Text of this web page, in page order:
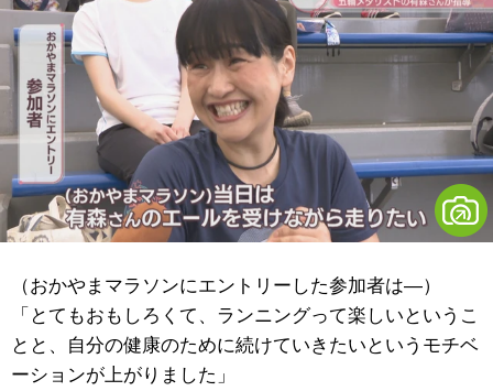
（おかやまマラソンにエントリーした参加者は―）
「とてもおもしろくて、ランニングって楽しいというこ
とと、自分の健康のために続けていきたいというモチベ
ーションが上がりました」